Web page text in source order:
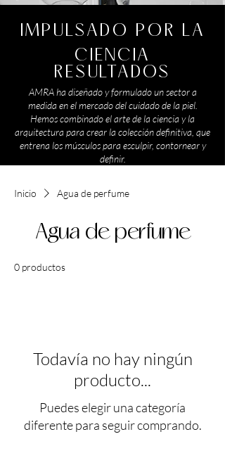
RESULTADOS
IMPULSADO POR LA
CIENCIA
AMRA ha diseñado y formulado un sector a
medida en el mercado del cuidado de la piel.
Hemos combinado el arte de la ciencia y la
arquitectura para crear la colección definitiva, que
entrena los músculos para esculpir, contornear y
definir.
Inicio Agua de perfume
Agua de perfume
0 productos
Todavía no hay ningún
producto...
Puedes elegir una categoría
diferente para seguir comprando.